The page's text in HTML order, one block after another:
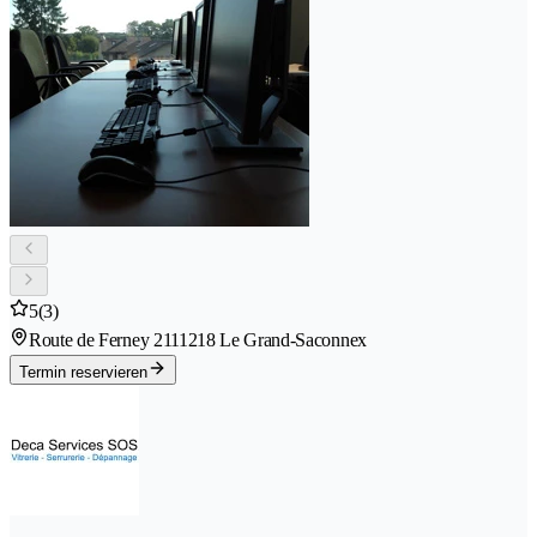
5(3)
Route de Ferney 2111218 Le Grand-Saconnex
Termin reservieren